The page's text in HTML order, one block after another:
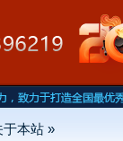
于本站 »